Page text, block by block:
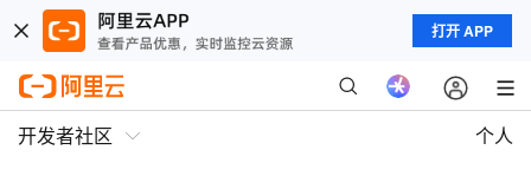
打开 APP
开发者社区 个人